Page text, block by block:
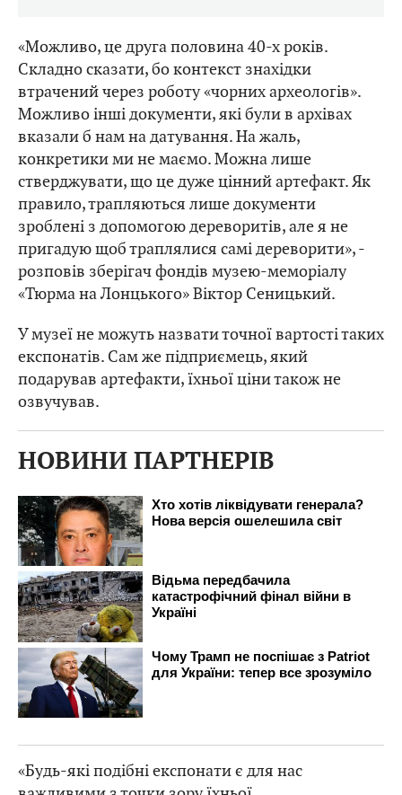
«Можливо, це друга половина 40-х років.
Складно сказати, бо контекст знахідки
втрачений через роботу «чорних археологів».
Можливо інші документи, які були в архівах
вказали б нам на датування. На жаль,
конкретики ми не маємо. Можна лише
стверджувати, що це дуже цінний артефакт. Як
правило, трапляються лише документи
зроблені з допомогою дереворитів, але я не
пригадую щоб траплялися самі дереворити», -
розповів зберігач фондів музею-меморіалу
«Тюрма на Лонцького» Віктор Сеницький.
У музеї не можуть назвати точної вартості таких
експонатів. Сам же підприємець, який
подарував артефакти, їхньої ціни також не
озвучував.
НОВИНИ ПАРТНЕРІВ
«Будь-які подібні експонати є для нас